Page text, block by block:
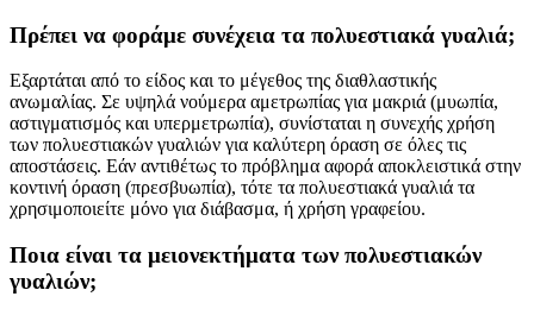
Πρέπει να φοράμε συνέχεια τα πολυεστιακά γυαλιά;
Εξαρτάται από το είδος και το μέγεθος της διαθλαστικής
ανωμαλίας. Σε υψηλά νούμερα αμετρωπίας για μακριά (μυωπία,
αστιγματισμός και υπερμετρωπία), συνίσταται η συνεχής χρήση
των πολυεστιακών γυαλιών για καλύτερη όραση σε όλες τις
αποστάσεις. Εάν αντιθέτως το πρόβλημα αφορά αποκλειστικά στην
κοντινή όραση (πρεσβυωπία), τότε τα πολυεστιακά γυαλιά τα
χρησιμοποιείτε μόνο για διάβασμα, ή χρήση γραφείου.
Ποια είναι τα μειονεκτήματα των πολυεστιακών
γυαλιών;